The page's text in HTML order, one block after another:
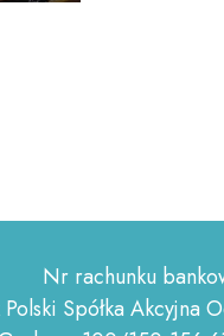
Nr rachunku
Polski Spółka Akcyjna